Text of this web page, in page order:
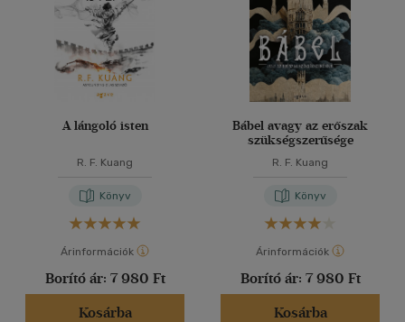
A lángoló isten
R. F. Kuang
Könyv
Árinformációk
Borító ár: 7 980 Ft
Kosárba
Bábel avagy az erőszak
szükségszerűsége
R. F. Kuang
Könyv
Árinformációk
Borító ár: 7 980 Ft
Kosárba